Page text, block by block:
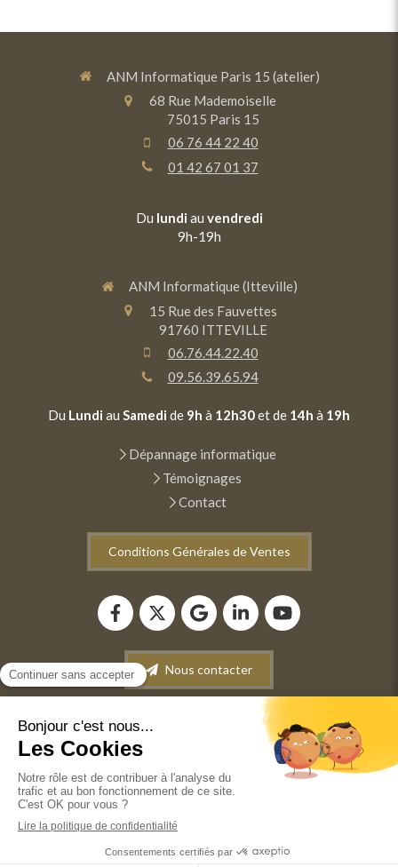
ANM Informatique Paris 15 (atelier)
68 Rue Mademoiselle
75015 Paris 15
06 76 44 22 40
01 42 67 01 37
Du lundi au vendredi
9h-19h
ANM Informatique (Itteville)
15 Rue des Fauvettes
91760 ITTEVILLE
06.76.44.22.40
09.56.39.65.94
Du Lundi au Samedi de 9h à 12h30et de 14h à 19h
Dépannage informatique
Témoignages
Contact
Conditions Générales de Ventes
Nous contacter
Conditions générales de vente
©2022 ANM INFORMATIQUE - Dépannage-Maintenance
informatique. Vente de matériel informatique. Récupération
de données.